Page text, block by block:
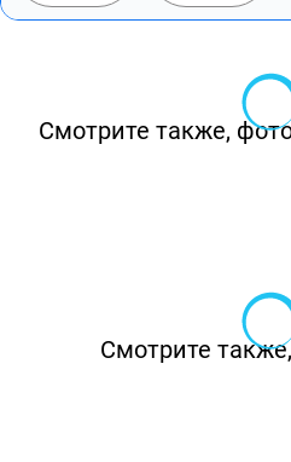
Смотрите также,
Смотрите